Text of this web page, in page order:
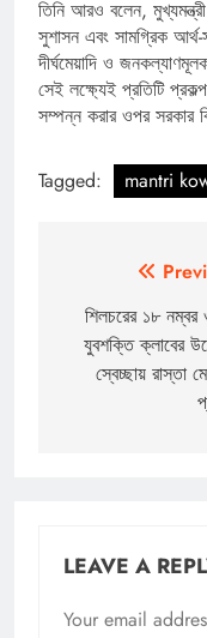
তিনি আরও বলেন,
সুশাসন এবং সামগ্রিক
দীর্ঘমেয়াদি ও
সেই লক্ষ্যেই প্রতিটি
সম্পন্ন করার ওপর সরকার
Tagged: mantri
navigation
শিলচরের ১৮ নম্বর
যুবশক্তি ক্লাবের
স্বেচ্ছায় রাস্তা
LEAVE A
Your email